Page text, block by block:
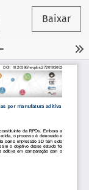
Baixar